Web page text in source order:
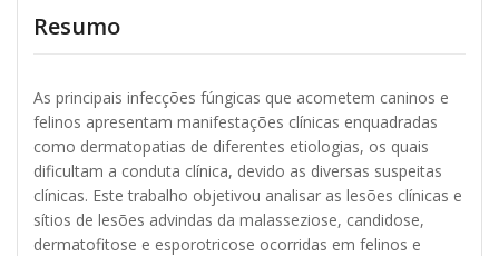
Resumo
As principais infecções fúngicas que acometem caninos e
felinos apresentam manifestações clínicas enquadradas
como dermatopatias de diferentes etiologias, os quais
dificultam a conduta clínica, devido as diversas suspeitas
clínicas. Este trabalho objetivou analisar as lesões clínicas e
sítios de lesões advindas da malasseziose, candidose,
dermatofitose e esporotricose ocorridas em felinos e